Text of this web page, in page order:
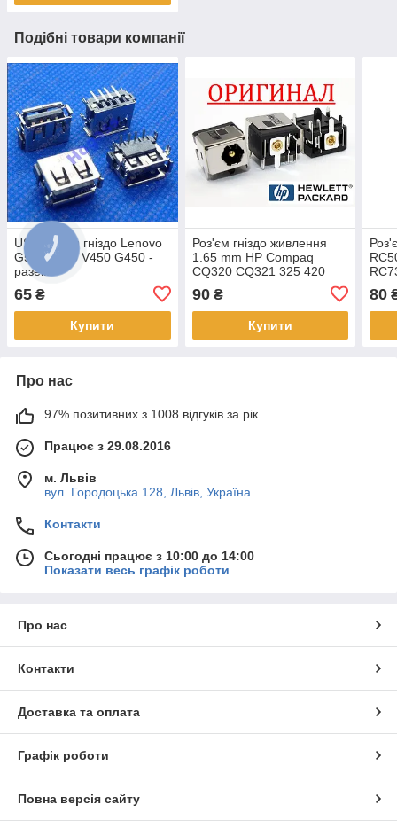
Подібні товари компанії
USB Роз'єм гніздо Lenovo
G530 Y430 V450 G450 -
разем
65 ₴
Купити
Роз'єм гніздо живлення
1.65 mm HP Compaq
CQ320 CQ321 325 420
разем
90₴
Купити
80
Про нас
97% позитивних з 1008 відгуків за рік
Працює з 29.08.2016
м. Львів
вул. Городоцька 128, Львів, Україна
Контакти
Сьогодні працює з 10:00 до 14:00
Показати весь графік роботи
Про нас
Контакти
Доставка та оплата
Графік роботи
Повна версія сайту